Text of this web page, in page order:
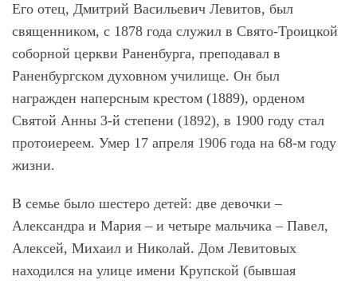
Его отец, Дмитрий Васильевич Левитов, был
священником, с 1878 года служил в Свято-Троицкой
соборной церкви Раненбурга, преподавал в
Раненбургском духовном училище. Он был
награжден наперсным крестом (1889), орденом
Святой Анны 3-й степени (1892), в 1900 году стал
протоиереем. Умер 17 апреля 1906 года на 68-м году
жизни.
В семье было шестеро детей: две девочки –
Александра и Мария – и четыре мальчика – Павел,
Алексей, Михаил и Николай. Дом Левитовых
находился на улице имени Крупской (бывшая